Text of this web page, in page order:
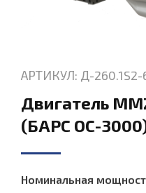
АРТИКУЛ: Д-
Двигатель
(БАРС ОС-
Номинальная